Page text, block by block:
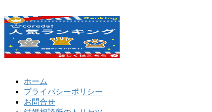
ホーム
プライバシーポリシー
お問合せ